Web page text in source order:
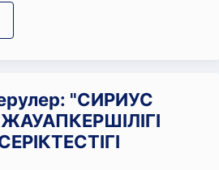
"СИРИУС